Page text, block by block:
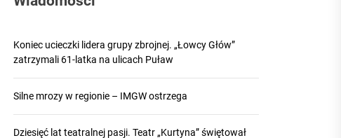
Koniec ucieczki lidera grupy zbrojnej. „Łowcy Głów”
zatrzymali 61-latka na ulicach Puław
Silne mrozy w regionie – IMGW ostrzega
Dziesięć lat teatralnej pasji. Teatr „Kurtyna” świętował